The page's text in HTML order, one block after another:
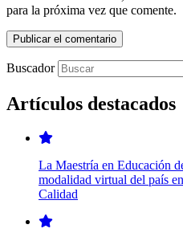
para la próxima vez que comente.
Buscador
Artículos destacados
La Maestría en Educación
modalidad virtual del país
Calidad